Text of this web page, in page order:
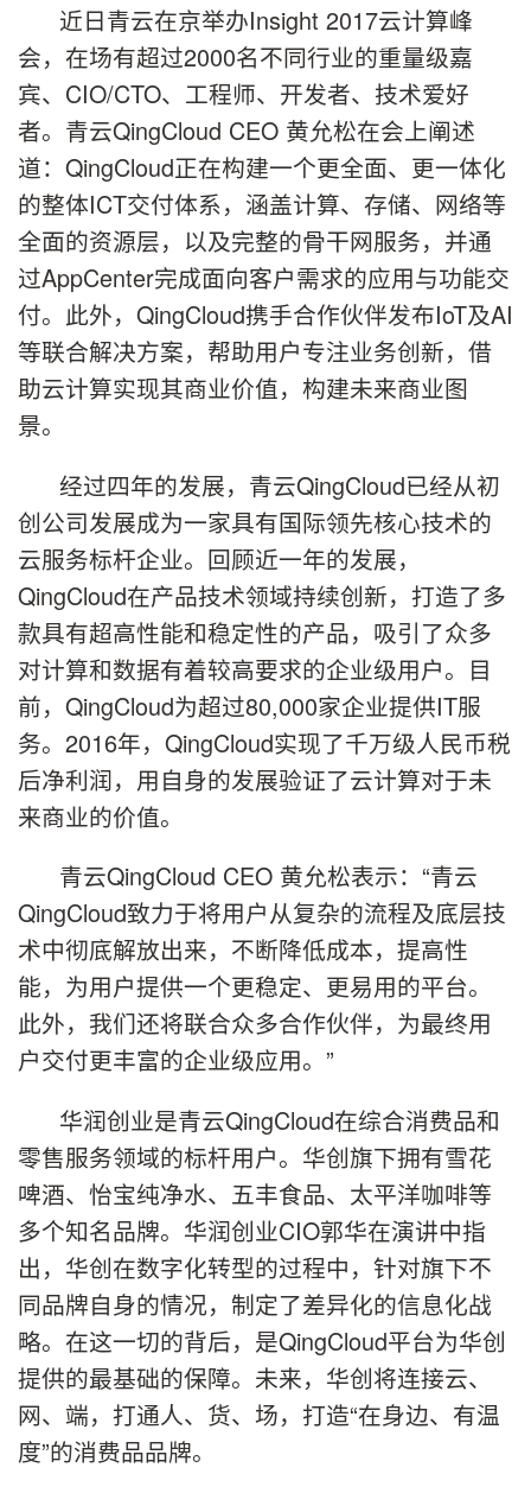
近日青云在京举办Insight 2017云计算峰
会，在场有超过2000名不同行业的重量级嘉
宾、CIO/CTO、工程师、开发者、技术爱好
者。青云QingCloud CEO 黄允松在会上阐述
道：QingCloud正在构建一个更全面、更一体化
的整体ICT交付体系，涵盖计算、存储、网络等
全面的资源层，以及完整的骨干网服务，并通
过AppCenter完成面向客户需求的应用与功能交
付。此外，QingCloud携手合作伙伴发布IoT及AI
等联合解决方案，帮助用户专注业务创新，借
助云计算实现其商业价值，构建未来商业图
景。
经过四年的发展，青云QingCloud已经从初
创公司发展成为一家具有国际领先核心技术的
云服务标杆企业。回顾近一年的发展，
QingCloud在产品技术领域持续创新，打造了多
款具有超高性能和稳定性的产品，吸引了众多
对计算和数据有着较高要求的企业级用户。目
前，QingCloud为超过80,000家企业提供IT服
务。2016年，QingCloud实现了千万级人民币税
后净利润，用自身的发展验证了云计算对于未
来商业的价值。
青云QingCloud CEO 黄允松表示：“青云
QingCloud致力于将用户从复杂的流程及底层技
术中彻底解放出来，不断降低成本，提高性
能，为用户提供一个更稳定、更易用的平台。
此外，我们还将联合众多合作伙伴，为最终用
户交付更丰富的企业级应用。”
华润创业是青云QingCloud在综合消费品和
零售服务领域的标杆用户。华创旗下拥有雪花
啤酒、怡宝纯净水、五丰食品、太平洋咖啡等
多个知名品牌。华润创业CIO郭华在演讲中指
出，华创在数字化转型的过程中，针对旗下不
同品牌自身的情况，制定了差异化的信息化战
略。在这一切的背后，是QingCloud平台为华创
提供的最基础的保障。未来，华创将连接云、
网、端，打通人、货、场，打造“在身边、有温
度”的消费品品牌。